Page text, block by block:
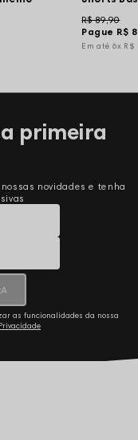
Pague R$
R$ 89,90
6x R$
primeira
novidades e tenha
as funcionalidades da nossa